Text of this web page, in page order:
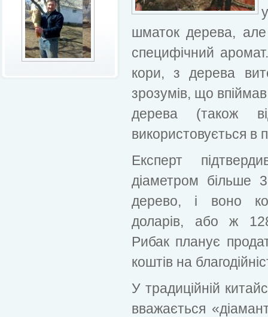
шматок дерева, але
специфічний
кори, з дерева
зрозумів, що
дерева (також
використовується в
Експерт
діаметром більше
дерево, і воно
доларів, або ж
Рибак планує
коштів на
У традиційній
вважається